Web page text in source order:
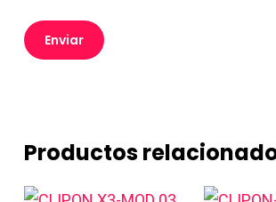
Productos